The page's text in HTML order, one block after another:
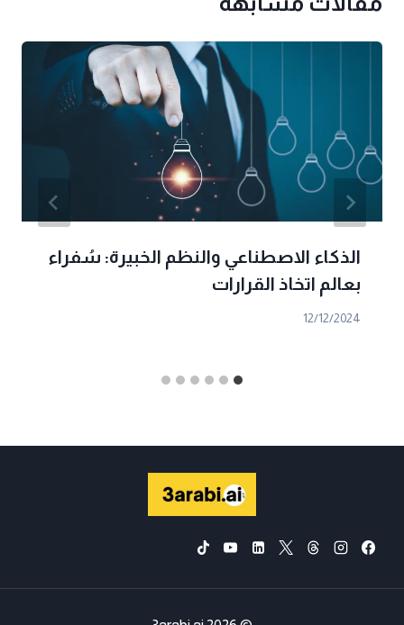
الذكاء الاصطناعي والنظم الخبيرة: سُفراء
بعالم اتخاذ القرارات
12/12/2024